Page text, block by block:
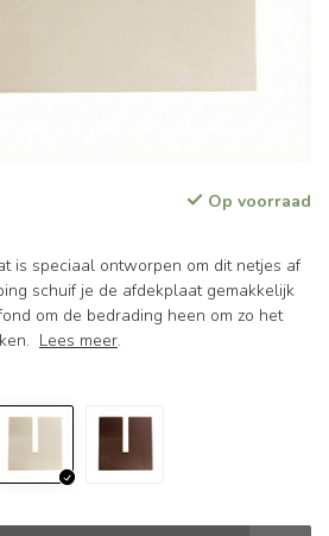
Op voorraad
is speciaal ontworpen om dit netjes af
schuif je de afdekplaat gemakkelijk
om de bedrading heen om zo het
Lees meer.